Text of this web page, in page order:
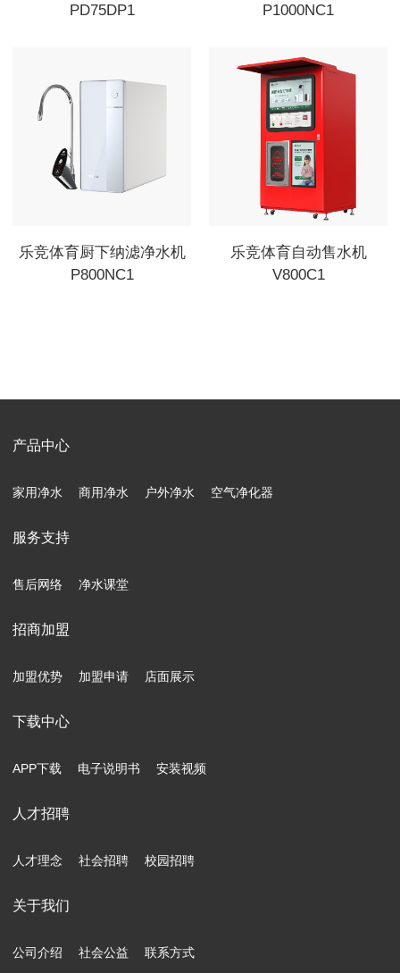
PD75DP1
P1000NC1
乐竞体育厨下纳滤净水机
P800NC1
乐竞体育自动售水机
V800C1
产品中心
家用净水 商用净水 户外净水 空气净化器
服务支持
售后网络 净水课堂
招商加盟
加盟优势 加盟申请 店面展示
下载中心
APP下载 电子说明书 安装视频
人才招聘
人才理念 社会招聘 校园招聘
关于我们
公司介绍 社会公益 联系方式